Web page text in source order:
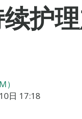
护
）
日 17:18